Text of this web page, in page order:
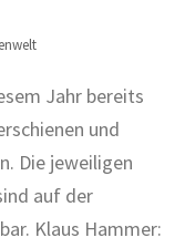
Jahr bereits
und
Die jeweiligen
auf der
Klaus Hammer: